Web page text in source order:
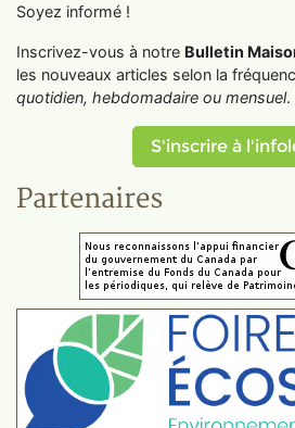
Soyez informé !
Inscrivez-vous à notre Bulletin
les nouveaux articles selon la
quotidien, hebdomadaire ou mensuel.
S'inscrire à
Partenaires